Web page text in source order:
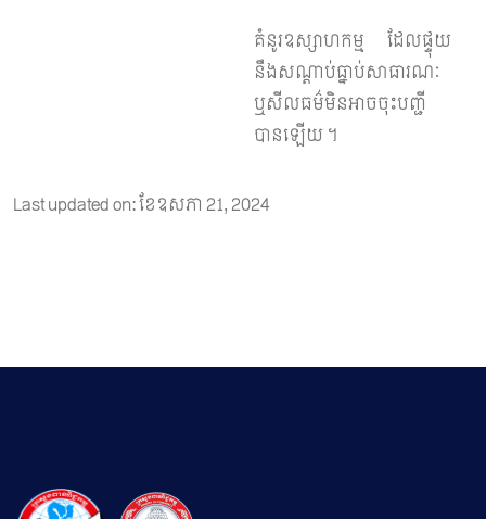
គំនូរឧស្សាហកម្ម ដែលផ្ទុយ
នឹងសណ្តាប់ធ្នាប់សាធារណៈ
ឬសីលធម៌មិនអាចចុះបញ្ជី
បានឡើយ ។
Last updated on: ខែ​ឧសភា 21, 2024